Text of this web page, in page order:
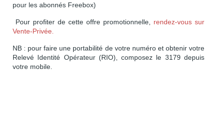
pour les abonnés Freebox)
Pour profiter de cette offre promotionnelle, rendez-vous sur
Vente-Privée.
NB : pour faire une portabilité de votre numéro et obtenir votre
Relevé Identité Opérateur (RIO), composez le 3179 depuis
votre mobile.